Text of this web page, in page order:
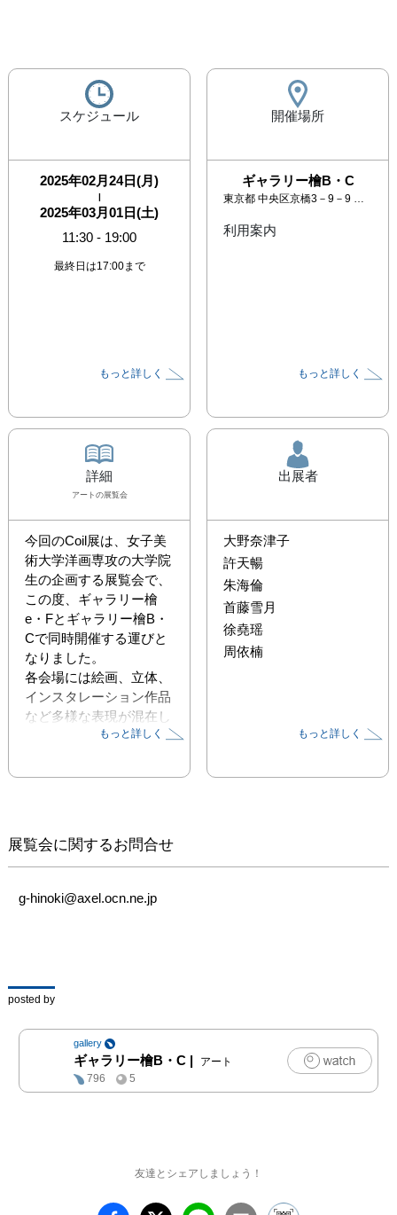
スケジュール
2025年02月24日(月)
|
2025年03月01日(土)
11:30 - 19:00
最終日は17:00まで
もっと詳しく
開催場所
ギャラリー檜B・C
東京都 中央区京橋3－9－9 ウインド京橋ビル2F
利用案内
もっと詳しく
詳細
アート の展覧会
今回のCoil展は、女子美
術大学洋画専攻の大学院
生の企画する展覧会で、
この度、ギャラリー檜
e・Fとギャラリー檜B・
Cで同時開催する運びと
なりました。
各会場には絵画、立体、
インスタレーション作品
など多様な表現が混在し
ており、それぞれが「新
る異なる視点と解釈を提
迎えます。本展覧会「新
生」は、創造的なプロセ
スを通じて、過去と未来
い始まりに対する新たな
視点を提供することを目
指しています。ぜひ、ご
覧ください。
ステートメント
この展覧会「新生」は、
語を紡ぐ芸術の旅です。
もっと詳しく
出展者
大野奈津子
許天暢
朱海倫
首藤雪月
徐堯瑶
周依楠
もっと詳しく
展覧会に関するお問合せ
g-hinoki@axel.ocn.ne.jp
posted by
gallery
ギャラリー檜B・C |
アート
796
5
友達とシェアしましょう！